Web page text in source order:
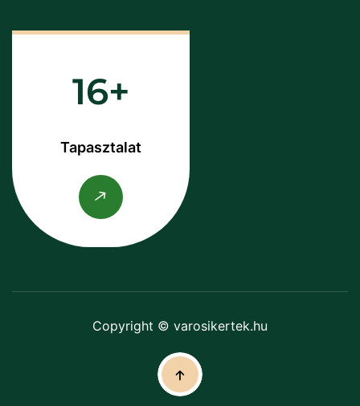
16
Tapasztalat
Copyright © varosikertek.hu